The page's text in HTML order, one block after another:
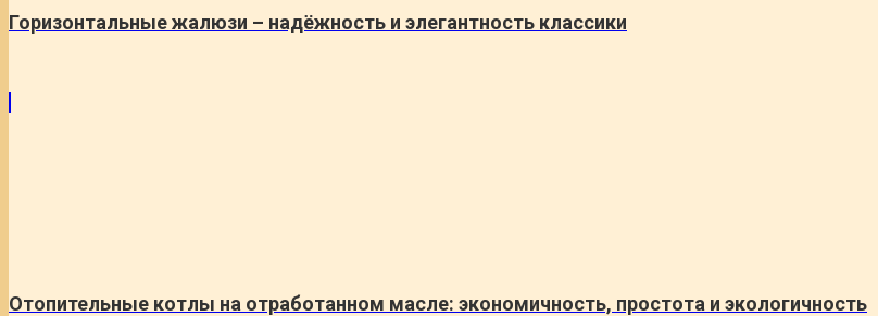
Горизонтальные жалюзи – надёжность и элегантность классики
Отопительные котлы на отработанном масле: экономичность, простота и экологичность